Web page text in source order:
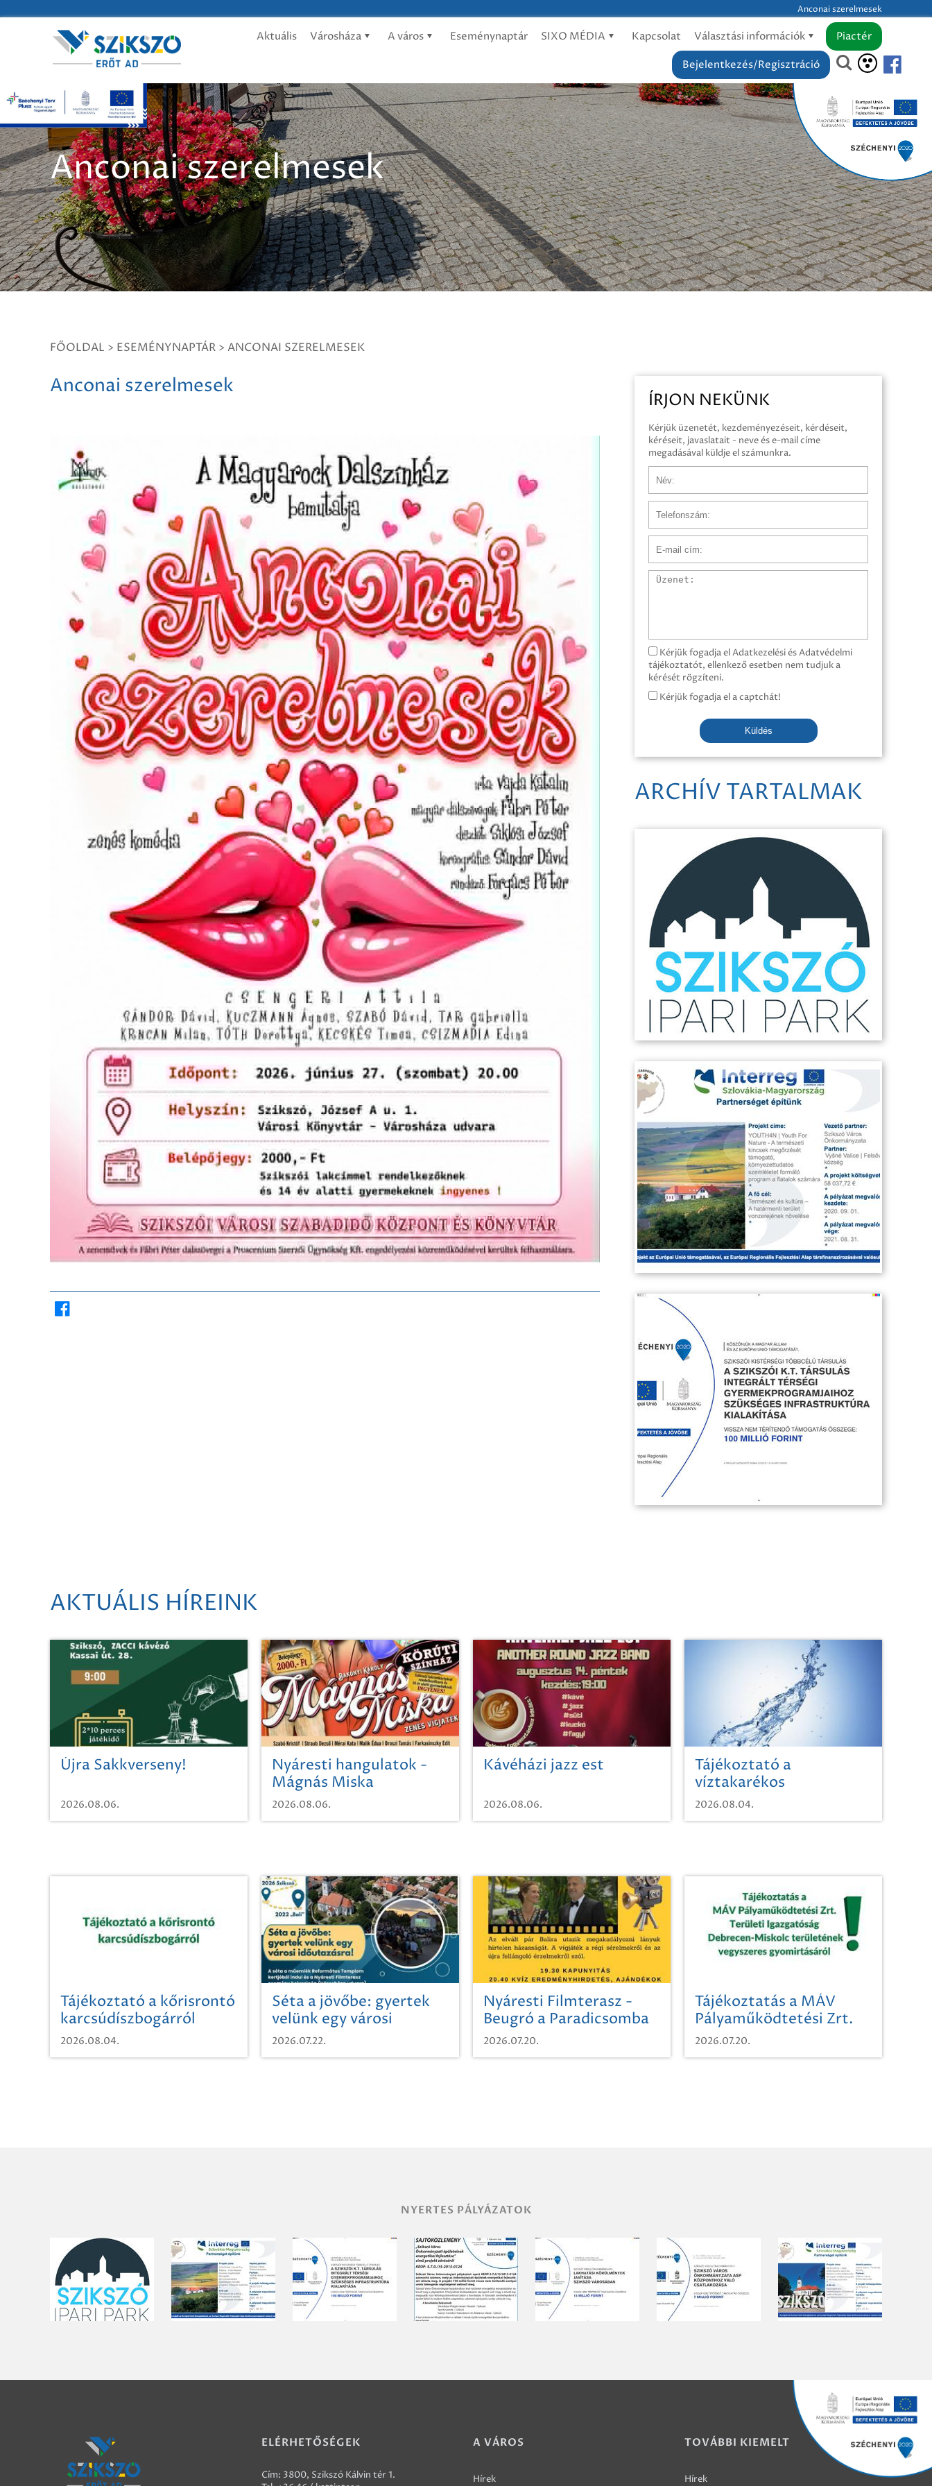
Anconai szerelmesek
Aktuális Városháza A város Eseménynaptár SIXO MÉDIA Kapcsolat Választási információk
Piactér
Bejelentkezés/Regisztráció
Anconai szerelmesek
FŐOLDAL > ESEMÉNYNAPTÁR > ANCONAI SZERELMESEK
Anconai szerelmesek
ÍRJON NEKÜNK
Kérjük üzenetét, kezdeményezéseit, kérdéseit,
kéréseit, javaslatait - neve és e-mail címe
megadásával küldje el számunkra.
Üzenet
Kérjük fogadja el Adatkezelési és Adatvédelmi
tájékoztatót, ellenkező esetben nem tudjuk a
kérését rögzíteni.
Kérjük fogadja el a captchát!
Küldés
ARCHÍV TARTALMAK
AKTUÁLIS HÍREINK
Újra Sakkverseny!
2026.08.06.
Nyáresti hangulatok -
Mágnás Miska
2026.08.06.
Kávéházi jazz est
2026.08.06.
Tájékoztató a
víztakarékos
vízhasználatról
2026.08.04.
Tájékoztató a kőrisrontó
karcsúdíszbogárról
2026.08.04.
Séta a jövőbe: gyertek
velünk egy városi
időutazásra!
2026.07.22.
Nyáresti Filmterasz -
Beugró a Paradicsomba
2026.07.20.
Tájékoztatás a MÁV
Pályaműködtetési Zrt.
Területi Igazgatóság
Debrecen-Miskolc
2026.07.20.
NYERTES PÁLYÁZATOK
ELÉRHETŐSÉGEK
Cím: 3800, Szikszó Kálvin tér 1.
A VÁROS
Hírek
TOVÁBBI KIEMELT
Hírek